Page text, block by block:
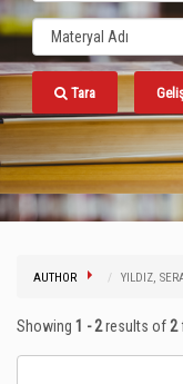
Tara
AUTHOR YILDIZ,
Showing 1 - 2results of 2